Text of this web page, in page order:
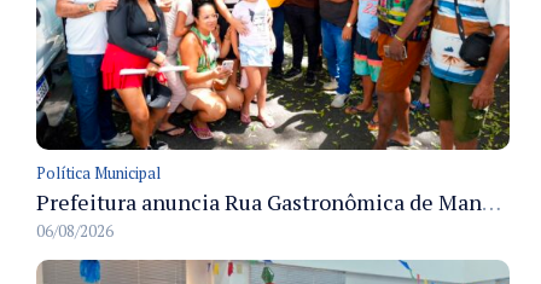
Política Municipal
Prefeitura anuncia Rua Gastronômica de Manaus e garante alternativas para 54 ambulantes cadastrados
06/08/2026